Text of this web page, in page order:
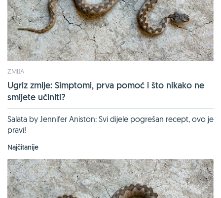
ZMIJA
Ugriz zmije: Simptomi, prva pomoć i što nikako ne
smijete učiniti?
Salata by Jennifer Aniston: Svi dijele pogrešan recept, ovo je
pravi!
Najčitanije